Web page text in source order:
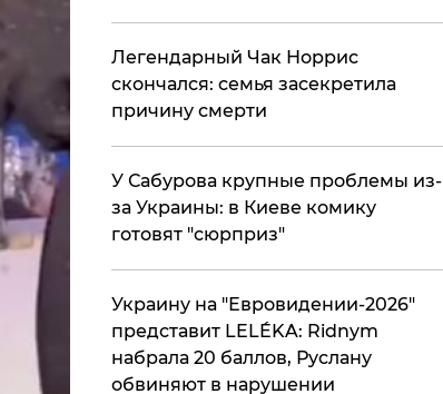
​Легендарный Чак Норрис
скончался: семья засекретила
причину смерти
У Сабурова крупные проблемы из-
за Украины: в Киеве комику
готовят "сюрприз"
Украину на "Евровидении-2026"
представит LELÉKA: Ridnym
набрала 20 баллов, Руслану
обвиняют в нарушении